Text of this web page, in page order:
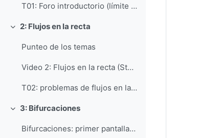
T01: Foro introductorio (límite 25 de agosto)
Colapsar
2: Flujos en la recta
Punteo de los temas
Video 2: Flujos en la recta (Steven Strogatz)
T02: problemas de flujos en la recta
Colapsar
3: Bifurcaciones
Bifurcaciones: primer pantallazo